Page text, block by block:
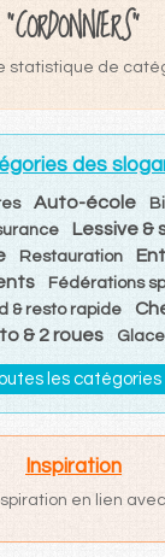
"CORDONNIERS"
statistique de
des
Auto-école
Lessive &
Restauration
Fédérations
& resto rapide
& 2 roues
les catégories
Inspiration
en lien